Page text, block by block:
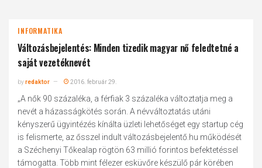
INFORMATIKA
Változásbejelentés: Minden tizedik magyar nő feledtetné a
saját vezetéknevét
byredaktor 2016. február 29.
„A nők 90 százaléka, a férfiak 3 százaléka változtatja meg a
nevét a házasságkötés során. A névváltoztatás utáni
kényszerű ügyintézés kínálta üzleti lehetőséget egy startup cég
is felismerte, az ősszel indult változásbejelentő.hu működését
a Széchenyi Tőkealap rögtön 63 millió forintos befektetéssel
támogatta. Több mint félezer esküvőre készülő pár körében